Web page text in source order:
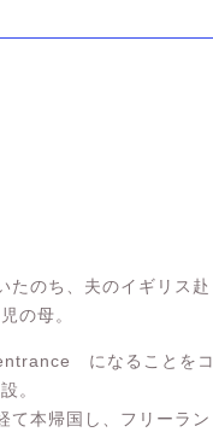
たのち、夫のイギリス赴
の母。
になることをコ
。
て本帰国し、フリーラン